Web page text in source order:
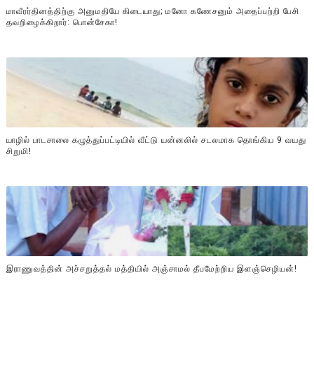
மாவீரர்தினத்திற்கு அனுமதியே கிடையாது; மனோ கணேசனும் அதைப்பற்றி பேசி
தவறிழைக்கிறார்: பொன்சேகா!
யாழில் பாடசாலை கழுத்துப்பட்டியில் வீட்டு யன்னலில் சடலமாக தொங்கிய 9 வயது
சிறுமி!
இராணுவத்தின் அச்சறுத்தல் மத்தியில் அஞ்சாமல் தீபமேற்றிய இளஞ்செழியன்!